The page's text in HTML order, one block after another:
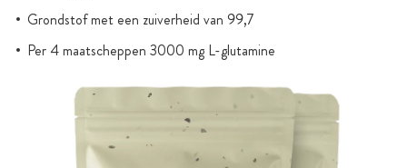
Grondstof met een zuiverheid van 99,7
Per 4 maatscheppen 3000 mg L-glutamine